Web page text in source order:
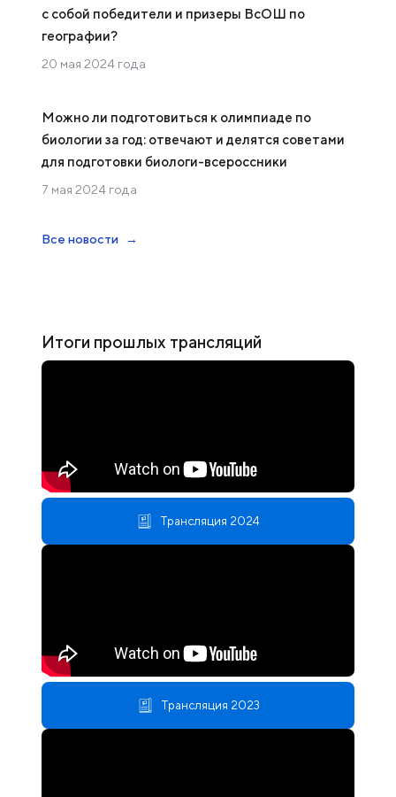
с собой победители и призеры ВсОШ по
географии?
20 мая 2024 года
Можно ли подготовиться к олимпиаде по
биологии за год: отвечают и делятся советами
для подготовки биологи-всероссники
7 мая 2024 года
Все новости
Итоги прошлых трансляций
Трансляция 2024
Трансляция 2023